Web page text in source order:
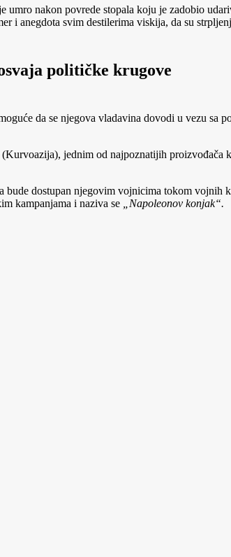
umro nakon povrede stopala koju je zadobio
i anegdota svim destilerima viskija, da su
političke krugove
da se njegova vladavina dovodi u vezu sa
jednim od najpoznatijih proizvođača
dostupan njegovim vojnicima tokom vojnih
kampanjama i naziva se
„Napoleonov konjak“.